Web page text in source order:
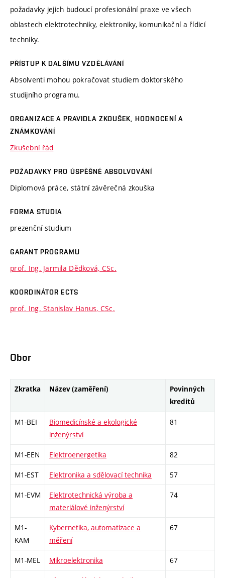
požadavky jejich budoucí profesionální praxe ve všech
oblastech elektrotechniky, elektroniky, komunikační a řídicí
techniky.
PŘÍSTUP K DALŠÍMU VZDĚLÁVÁNÍ
Absolventi mohou pokračovat studiem doktorského
studijního programu.
ORGANIZACE A PRAVIDLA ZKOUŠEK, HODNOCENÍ A
ZNÁMKOVÁNÍ
Zkušební řád
POŽADAVKY PRO ÚSPĚŠNÉ ABSOLVOVÁNÍ
Diplomová práce, státní závěrečná zkouška
FORMA STUDIA
prezenční studium
GARANT PROGRAMU
prof. Ing. Jarmila Dědková, CSc.
KOORDINÁTOR ECTS
prof. Ing. Stanislav Hanus, CSc.
Obor
Zkratka Název (zaměření)
Povinných
kreditů
M1-BEI
Biomedicínské a ekologické
inženýrství
81
M1-EEN Elektroenergetika 82
M1-EST Elektronika a sdělovací technika 57
M1-EVM
Elektrotechnická výroba a
materiálové inženýrství
74
M1-
KAM
Kybernetika, automatizace a
měření
67
M1-MEL Mikroelektronika 67